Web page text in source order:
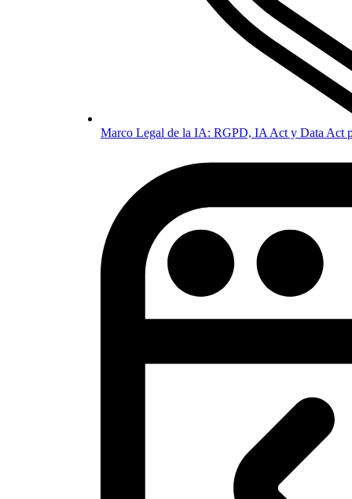
Marco Legal de la IA: RGPD, IA Act y Data Act